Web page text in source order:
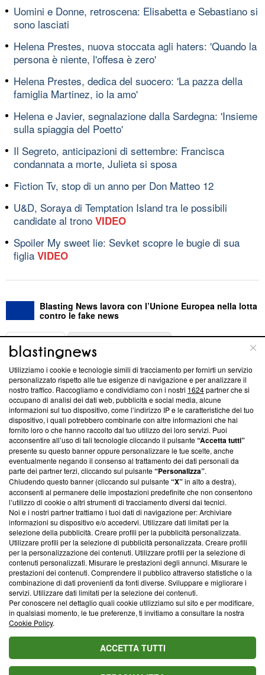
Uomini e Donne, retroscena: Elisabetta e Sebastiano si
sono lasciati
Helena Prestes, nuova stoccata agli haters: 'Quando la
persona è niente, l'offesa è zero'
Helena Prestes, dedica del suocero: 'La pazza della
famiglia Martinez, io la amo'
Helena e Javier, segnalazione dalla Sardegna: 'Insieme
sulla spiaggia del Poetto'
Il Segreto, anticipazioni di settembre: Francisca
condannata a morte, Julieta si sposa
Fiction Tv, stop di un anno per Don Matteo 12
U&D, Soraya di Temptation Island tra le possibili
candidate al trono VIDEO
Spoiler My sweet lie: Sevket scopre le bugie di sua
figlia VIDEO
Blasting News lavora con l’Unione Europea nella lotta
contro le fake news
ABOUT
Questa sezione offre informazioni trasparenti su Blasting
News, sui nostri processi editoriali e su come ci impegniamo a
creare news di qualità. Inoltre, afferma la nostra aderenza a
‘Trust Project - News with Integrity’Blasting News non è
ancora membro del programma, ma ha richiesto di farne
parte; Trust Project non ha ancora effettuato una verifica di
conformità agli standard.
Su di noi
Team editoriale
Corporate
Redazione
Informativa Privacy
Cookie Policy
Blasting SA, IDI CHE-247.845.224, Via Carlo Frasca, 3 - 6900
Lugano (Svizzera) Tel:+39 0690258937
© 2026 Blasting News
Utilizziamo i cookie e tecnologie simili di tracciamento per fornirti un servizio
personalizzato rispetto alle tue esigenze di navigazione e per analizzare il
nostro traffico. Raccogliamo e condividiamo con i nostri 1624partner che si
occupano di analisi dei dati web, pubblicità e social media, alcune
informazioni sul tuo dispositivo, come l’indirizzo IP e le caratteristiche del tuo
dispositivo, i quali potrebbero combinarle con altre informazioni che hai
fornito loro o che hanno raccolto dal tuo utilizzo dei loro servizi. Puoi
acconsentire all’uso di tali tecnologie cliccando il pulsante“Accetta tutti”
presente su questo banner oppure personalizzare le tue scelte, anche
eventualmente negando il consenso al trattamento dei dati personali da
parte dei partner terzi, cliccando sul pulsante“Personalizza”.
Chiudendo questo banner (cliccando sul pulsante“X”in alto a destra),
acconsenti al permanere delle impostazioni predefinite che non consentono
l’utilizzo di cookie o altri strumenti di tracciamento diversi dai tecnici.
Noi e i nostri partner trattiamo i tuoi dati di navigazione per: Archiviare
informazioni su dispositivo e/o accedervi. Utilizzare dati limitati per la
selezione della pubblicità. Creare profili per la pubblicità personalizzata.
Utilizzare profili per la selezione di pubblicità personalizzata. Creare profili
per la personalizzazione dei contenuti. Utilizzare profili per la selezione di
contenuti personalizzati. Misurare le prestazioni degli annunci. Misurare le
prestazioni dei contenuti. Comprendere il pubblico attraverso statistiche o la
combinazione di dati provenienti da fonti diverse. Sviluppare e migliorare i
servizi. Utilizzare dati limitati per la selezione dei contenuti.
Per conoscere nel dettaglio quali cookie utilizziamo sul sito e per modificare,
in qualsiasi momento, le tue preferenze, ti invitiamo a consultare la nostra
Cookie Policy.
ACCETTA TUTTI